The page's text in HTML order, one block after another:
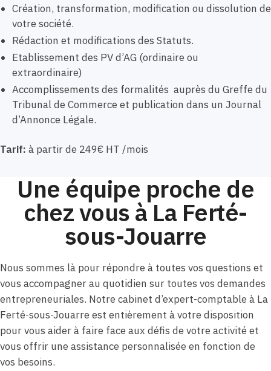
Création, transformation, modification ou dissolution de
votre société.
Rédaction et modifications des Statuts.
Etablissement des PV d’AG (ordinaire ou
extraordinaire)
Accomplissements des formalités auprès du Greffe du
Tribunal de Commerce et publication dans un Journal
d’Annonce Légale.
Tarif: à partir de 249€ HT /mois
Une équipe proche de
chez vous à La Ferté-
sous-Jouarre
Nous sommes là pour répondre à toutes vos questions et
vous accompagner au quotidien sur toutes vos demandes
entrepreneuriales. Notre cabinet d’expert-comptable à La
Ferté-sous-Jouarre est entièrement à votre disposition
pour vous aider à faire face aux défis de votre activité et
vous offrir une assistance personnalisée en fonction de
vos besoins.